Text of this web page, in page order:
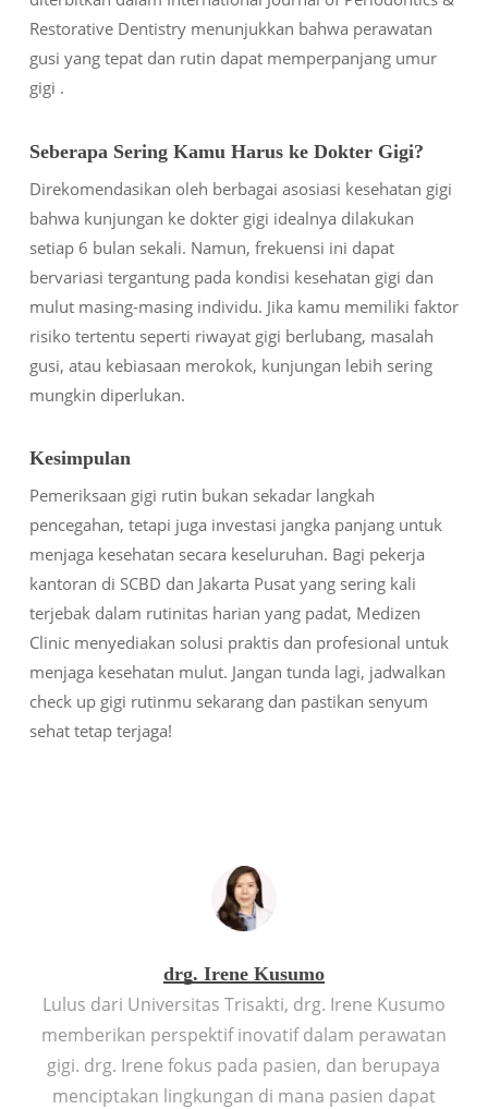
Restorative Dentistrymenunjukkan bahwa perawatan
gusi yang tepat dan rutin dapat memperpanjang umur
gigi .
Seberapa Sering Kamu Harus ke Dokter Gigi?
Direkomendasikan oleh berbagai asosiasi kesehatan gigi
bahwa kunjungan ke dokter gigi idealnya dilakukan
setiap 6 bulan sekali. Namun, frekuensi ini dapat
bervariasi tergantung pada kondisi kesehatan gigi dan
mulut masing-masing individu. Jika kamu memiliki faktor
risiko tertentu seperti riwayat gigi berlubang, masalah
gusi, atau kebiasaan merokok, kunjungan lebih sering
mungkin diperlukan.
Kesimpulan
Pemeriksaan gigi rutin bukan sekadar langkah
pencegahan, tetapi juga investasi jangka panjang untuk
menjaga kesehatan secara keseluruhan. Bagi pekerja
kantoran di SCBD dan Jakarta Pusat yang sering kali
terjebak dalam rutinitas harian yang padat, Medizen
Clinic menyediakan solusi praktis dan profesional untuk
menjaga kesehatan mulut. Jangan tunda lagi, jadwalkan
check up gigi rutinmu sekarang dan pastikan senyum
sehat tetap terjaga!
drg. Irene Kusumo
Lulus dari Universitas Trisakti, drg. Irene Kusumo
memberikan perspektif inovatif dalam perawatan
gigi. drg. Irene fokus pada pasien, dan berupaya
menciptakan lingkungan di mana pasien dapat